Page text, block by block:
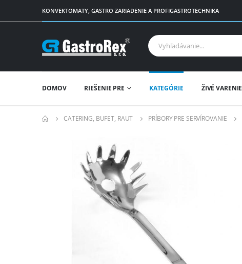
KONVEKTOMATY, GASTRO ZARIADENIE A PROFIGASTROTECHNIKA
DOMOV RIEŠENIE PRE KATEGÓRIE ŽIVÉ VARENIE
CATERING, BUFET, RAUT PRÍBORY PRE SERVÍROVANIE